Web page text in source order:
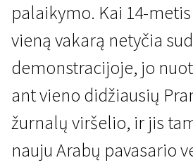
palaikymo. Kai 14-
vieną vakarą netyčia
demonstracijoje, jo
ant vieno didžiausių
žurnalų viršelio, ir jis
nauju Arabų pavasario